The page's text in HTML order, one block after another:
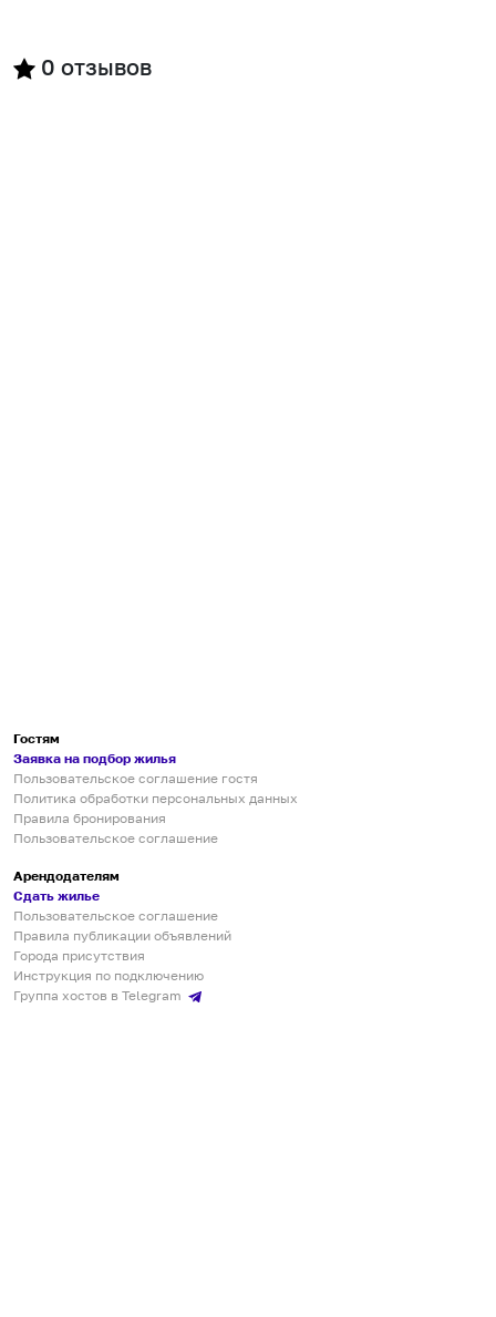
0 отзывов
Гостям
Заявка на подбор жилья
Пользовательское соглашение гостя
Политика обработки персональных данных
Правила бронирования
Пользовательское соглашение
Арендодателям
Сдать жилье
Пользовательское соглашение
Правила публикации объявлений
Города присутствия
Инструкция по подключению
Группа хостов в Telegram